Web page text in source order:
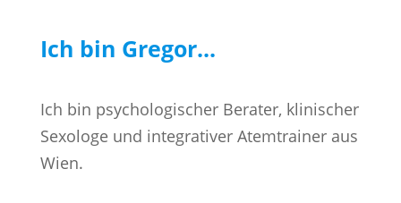
Ich bin Gregor...
Ich bin psychologischer Berater, klinischer
Sexologe und integrativer Atemtrainer aus
Wien.